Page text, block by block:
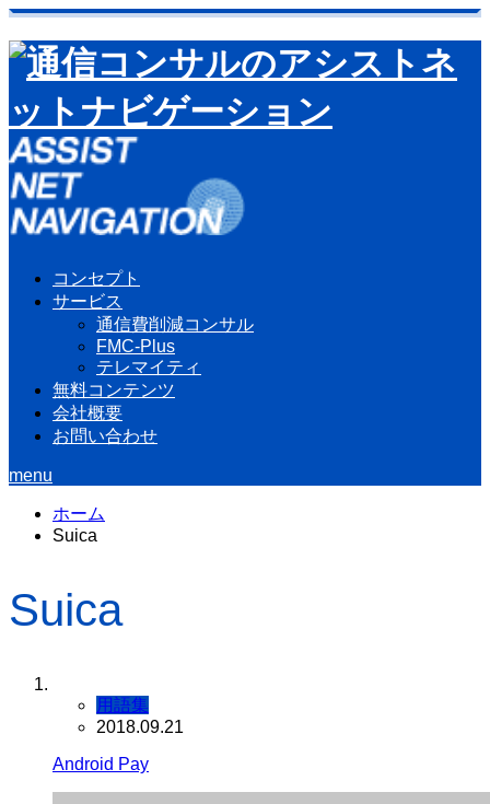
コンセプト
サービス
通信費削減コンサル
FMC-Plus
テレマイティ
無料コンテンツ
会社概要
お問い合わせ
menu
ホーム
Suica
Suica
用語集
2018.09.21
Android Pay